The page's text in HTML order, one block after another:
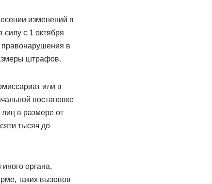
изменений в
с 1 октября
правонарушения в
штрафов.
или в
постановке
в размере от
тысяч до
органа,
таких вызовов